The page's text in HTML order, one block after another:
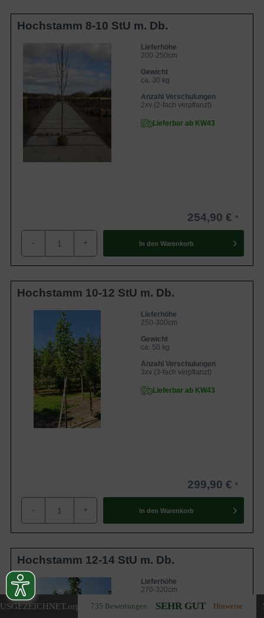
.org 735 Bewertungen SEHR GUT Hinweise
Hochstamm 8-10 StU m. Db.
Lieferhöhe
200-250cm
Gewicht
ca. 30 kg
Anzahl Verschulungen
2xv (2-fach verpflanzt)
Lieferbar ab KW43
254,90 €
- + In den Warenkorb
Hochstamm 10-12 StU m. Db.
Lieferhöhe
250-300cm
Gewicht
ca. 50 kg
Anzahl Verschulungen
3xv (3-fach verpflanzt)
Lieferbar ab KW43
299,90 €
- + In den Warenkorb
Hochstamm 12-14 StU m. Db.
Lieferhöhe
270-320cm
Gewicht